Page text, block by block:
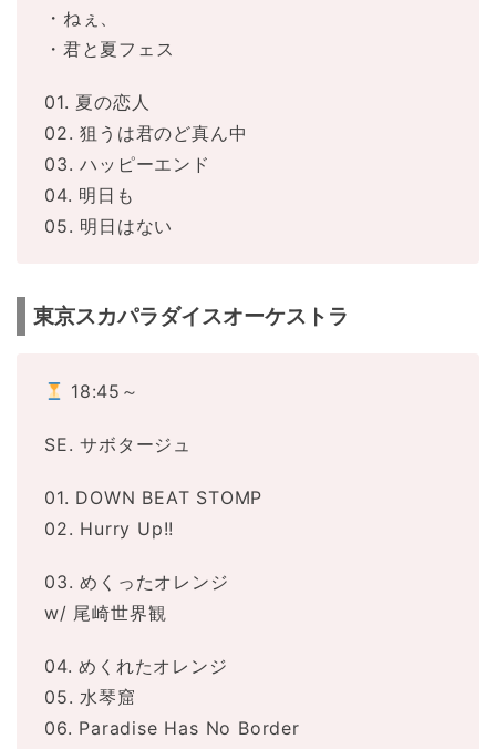
・ねぇ、
・君と夏フェス
01. 夏の恋人
02. 狙うは君のど真ん中
03. ハッピーエンド
04. 明日も
05. 明日はない
東京スカパラダイスオーケストラ
18:45～
SE. サボタージュ
01. DOWN BEAT STOMP
02. Hurry Up!!
03. めくったオレンジ
w/ 尾崎世界観
04. めくれたオレンジ
05. 水琴窟
06. Paradise Has No Border